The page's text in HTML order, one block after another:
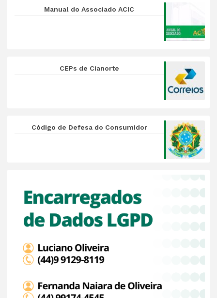
Manual do Associado ACIC
CEPs de Cianorte
Código de Defesa do Consumidor